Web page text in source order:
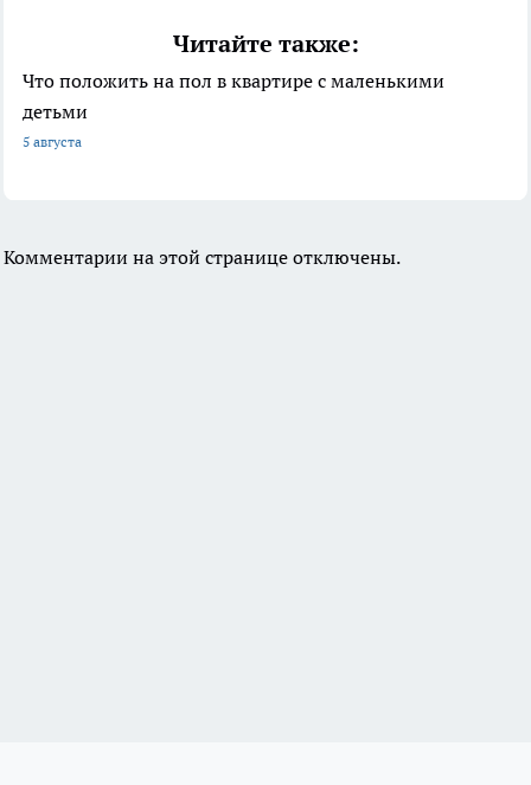
Читайте также:
Что положить на пол в квартире с маленькими
детьми
5 августа
Комментарии на этой странице отключены.